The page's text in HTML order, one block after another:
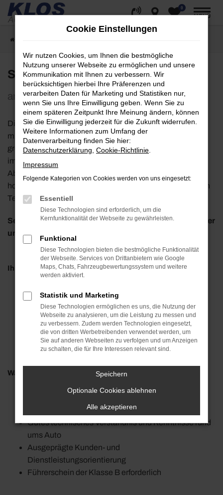
Zum
springen
0
MENÜ
Serviceassistenz (m/w/d)
an den Standorten Urexweiler und Kirn
Die Klos-Gruppe mit Sitz in Marpingen im Saarland zählt
mit 6 Standorten und ca. 150 Mitarbeitern zu den 100
größten Automobilhändlern in Deutschland. Wir vertreten
im Automobilsektor die Marken Fiat, Jeep, AlfaRomeo,
Abarth und Fiat Professional. Zur Verstärkung unseres
hochmotivierten Teams suchen wir zum nächstmöglichen
Termin eine engagierte und zuverlässige
Serviceassistenz (m/w/d) an den Standorten Urexweiler
und Kirn
Ihre Aufgaben:
Persönlicher und freundlicher Kundenempfang
Kundenbetreuung im Serviceprozess
Unterstützung unserer Serviceberater
Zielgerechte Annahme und Bearbeitung von
Kundenanfragen
Was Sie mitbringen sollten:
Service-Annahme
Gutes technisches Verständnis und Kenntnisse rund
ums Auto
Ausgeprägte Kunden- und
Dienstleistungsorientierung
Führerschein der Klasse B erforderlich
Cookie Einstellungen
Wir nutzen Cookies, um Ihnen die bestmögliche
Nutzung unserer Webseite zu ermöglichen und unsere
Kommunikation mit Ihnen zu verbessern. Wir
berücksichtigen hierbei Ihre Präferenzen und
verarbeiten Daten für Marketing und Statistiken nur,
wenn Sie uns Ihre Einwilligung geben. Wenn Sie zu
einem späteren Zeitpunkt Ihre Meinung ändern, können
Sie die Einwilligung jederzeit für die Zukunft widerrufen.
Weitere Informationen zum Umfang der
Datenverarbeitung finden Sie hier:
Datenschutzerklärung Cookie-Richtlinie
Impressum
Folgende Kategorien von Cookies werden von uns eingesetzt:
Essentiell
Diese Technologien sind erforderlich, um die
Kernfunktionalität der Webseite zu gewährleisten.
Funktional
Diese Technologien bieten die bestmögliche Funktionalität
der Webseite. Services von Drittanbietern wie Google
Maps, Chats, Fahrzeugbewertungssystem und weitere
werden aktiviert.
Statistik und Marketing
Diese Technologien ermöglichen es uns, die Nutzung der
Webseite zu analysieren, um die Leistung zu messen und
zu verbessern. Zudem werden Technologien eingesetzt,
die von dritten Werbetreibenden verwendet werden, um
Sie auf anderen Webseiten zu verfolgen und um Anzeigen
zu schalten, die für Ihre Interessen relevant sind.
Speichern
Optionale Cookies ablehnen
Alle akzeptieren